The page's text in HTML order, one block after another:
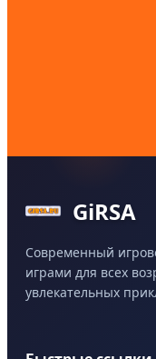
GiRSA
Современный
играми для всех
увлекательных